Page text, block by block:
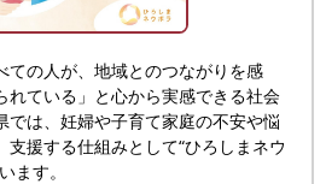
ての人が、地域とのつながりを感
れている」と心から実感できる社会
では、妊婦や子育て家庭の不安や悩
援する仕組みとして“ひろしまネウ
ます。